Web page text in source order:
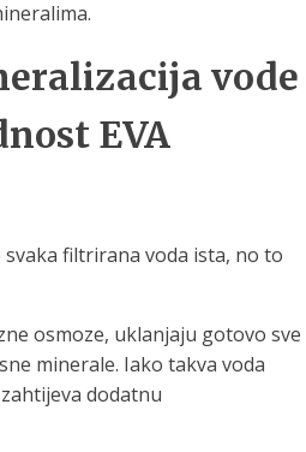
vode
EVA
filtrirana voda ista, no to
osmoze, uklanjaju gotovo sve
minerale. Iako takva voda
dodatnu